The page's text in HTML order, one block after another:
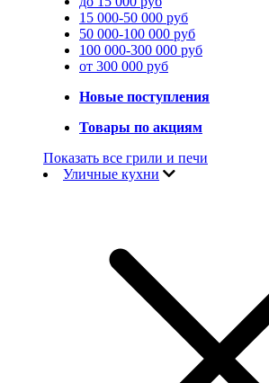
15 000-50 000 руб
50 000-100 000 руб
100 000-300 000 руб
от 300 000 руб
Новые поступления
Товары по акциям
Показать все грили и печи
Уличные кухни